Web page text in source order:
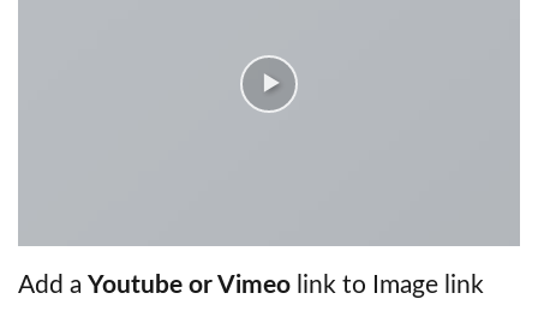
Add a Youtube or Vimeo link to Image link